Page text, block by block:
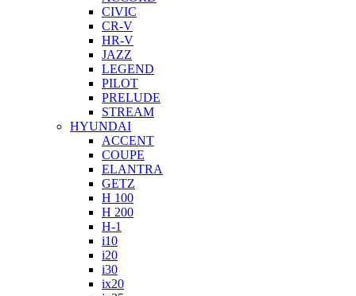
CIVIC
CR-V
HR-V
JAZZ
LEGEND
PILOT
PRELUDE
STREAM
HYUNDAI
ACCENT
COUPE
ELANTRA
GETZ
H 100
H 200
H-1
i10
i20
i30
ix20